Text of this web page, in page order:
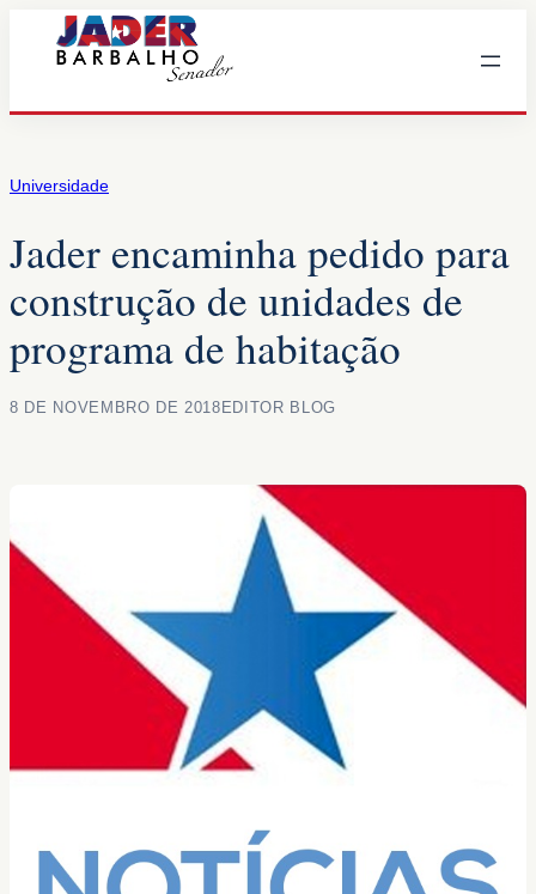
Universidade
Jader encaminha pedido para
construção de unidades de
programa de habitação
8 DE NOVEMBRO DE 2018 EDITOR BLOG